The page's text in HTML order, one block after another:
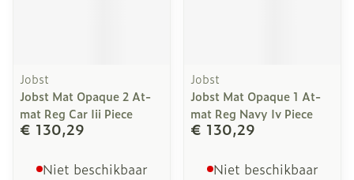
Jobst
Jobst Mat Opaque 2 At-
mat Reg Car Iii Piece
€ 130,29
Niet beschikbaar
Jobst
Jobst Mat Opaque 1 At-
mat Reg Navy Iv Piece
€ 130,29
Niet beschikbaar